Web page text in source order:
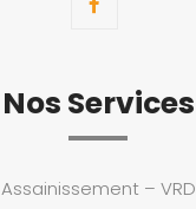
Nos Services
Assainissement – VRD